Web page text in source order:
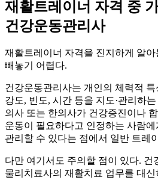
재활트레이너 자격 중
건강운동관리사
재활트레이너 자격을 진지하게 알
빼놓기 어렵다.
건강운동관리사는 개인의 체력적
강도, 빈도, 시간 등을 지도·관리하
의사 또는 한의사가 건강증진이나
운동이 필요하다고 인정하는 사람
관리할 수 있다는 점에서 일반 트레
다만 여기서도 주의할 점이 있다. 건
물리치료사의 재활치료 업무를 대